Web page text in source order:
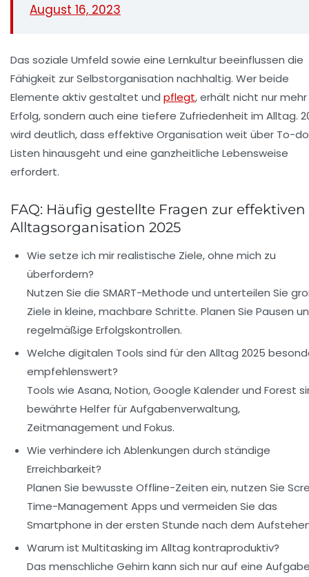
August 16, 2023
Das soziale Umfeld sowie eine Lernkultur beeinflussen die
Fähigkeit zur Selbstorganisation nachhaltig. Wer beide
Elemente aktiv gestaltet und pflegt, erhält nicht nur mehr
Erfolg, sondern auch eine tiefere Zufriedenheit im Alltag.
wird deutlich, dass effektive Organisation weit über To-
Listen hinausgeht und eine ganzheitliche Lebensweise
erfordert.
FAQ: Häufig gestellte Fragen zur effektiven
Alltagsorganisation 2025
Wie setze ich mir realistische Ziele, ohne mich zu
überfordern?
Nutzen Sie die SMART-Methode und unterteilen Sie
Ziele in kleine, machbare Schritte. Planen Sie Pausen
regelmäßige Erfolgskontrollen.
Welche digitalen Tools sind für den Alltag 2025
empfehlenswert?
Tools wie Asana, Notion, Google Kalender und Forest
bewährte Helfer für Aufgabenverwaltung,
Zeitmanagement und Fokus.
Wie verhindere ich Ablenkungen durch ständige
Erreichbarkeit?
Planen Sie bewusste Offline-Zeiten ein, nutzen Sie
Time-Management Apps und vermeiden Sie das
Smartphone in der ersten Stunde nach dem
Warum ist Multitasking im Alltag kontraproduktiv?
Das menschliche Gehirn kann sich nur auf eine